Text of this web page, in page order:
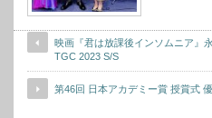
映画『君は放課後インソムニア』
TGC 2023 S/S
第46回 日本アカデミー賞 授賞式